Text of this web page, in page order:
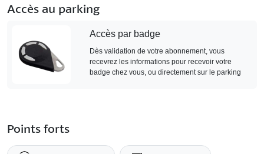
Accès au parking
Accès par badge
Dès validation de votre abonnement, vous
recevrez les informations pour recevoir votre
badge chez vous, ou directement sur le parking
Points forts